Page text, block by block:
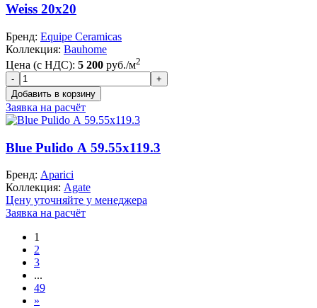
Weiss 20x20
Бренд: Equipe Ceramicas
Коллекция: Bauhome
Цена (с НДС): 5 200 руб./м2
Заявка на расчёт
Blue Pulido А 59.55x119.3
Бренд: Aparici
Коллекция: Agate
Цену уточняйте у менеджера
Заявка на расчёт
1
2
3
...
49
»